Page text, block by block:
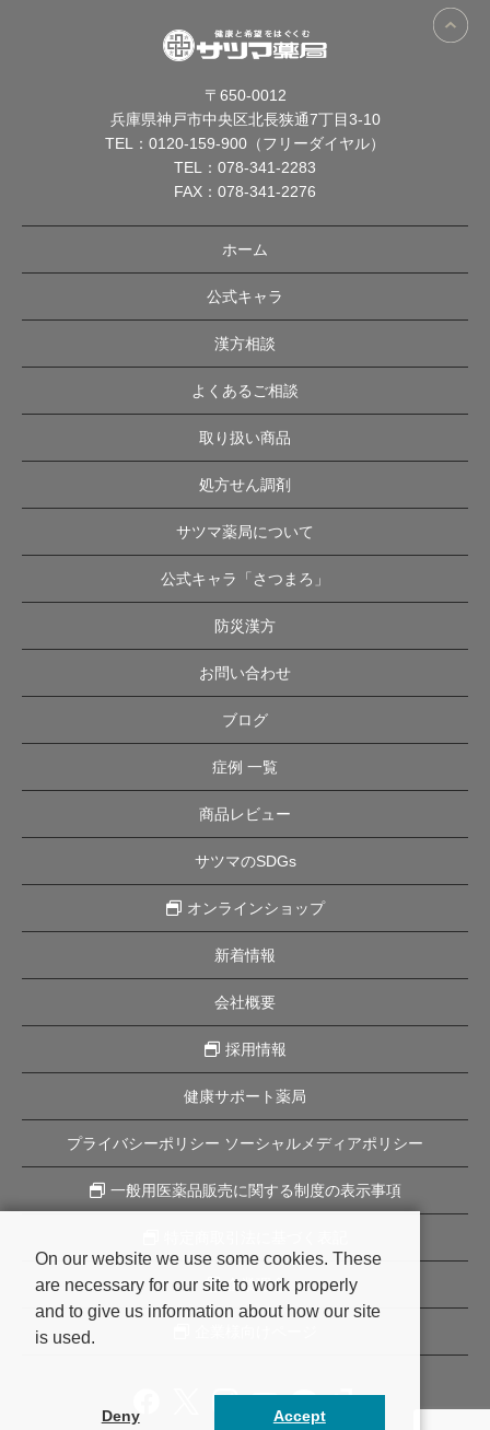
〒650-0012
兵庫県神戸市中央区北長狭通7丁目3-10
TEL： 0120-159-900（フリーダイヤル）
TEL： 078-341-2283
FAX：078-341-2276
ホーム
公式キャラ
漢方相談
よくあるご相談
取り扱い商品
処方せん調剤
サツマ薬局について
公式キャラ「さつまろ」
防災漢方
お問い合わせ
ブログ
症例 一覧
商品レビュー
サツマのSDGs
オンラインショップ
新着情報
会社概要
採用情報
健康サポート薬局
プライバシーポリシー ソーシャルメディアポリシー
一般用医薬品販売に関する制度の表示事項
企業理念
On our website we use some cookies. These
are necessary for our site to work properly
and to give us information about how our site
is used.
Deny Accept